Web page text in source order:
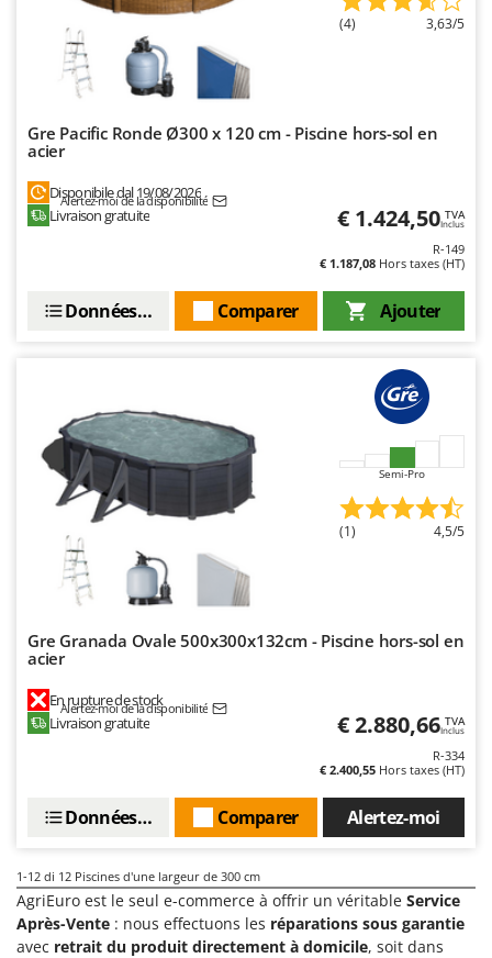
Outdoorchef
Palazzetti
Partisani
Paterlini
Philips
Reber
Redback
Resto Italia
Ribimex
Ripartrak
Ritter
River Systems
Robomow
Rover Pompe
Santos
Sbaraglia
Schnitzer
(4) 3,63/5
Gre Pacific Ronde Ø300 x 120 cm - Piscine hors-sol en
acier
Disponibile dal 19/08/2026
Alertez-moi de la disponibilité
Livraison gratuite € 1.424,50 TVA
Inclus
R-149
€ 1.187,08 Hors taxes (HT)
Ajouter
Comparer
Données techniques
Semi-Pro
(1) 4,5/5
Gre Granada Ovale 500x300x132cm - Piscine hors-sol en
acier
En rupture de stock
Alertez-moi de la disponibilité
Livraison gratuite € 2.880,66 TVA
Inclus
R-334
€ 2.400,55 Hors taxes (HT)
Alertez-moi
Comparer
Données techniques
1-12 di 12 Piscines d'une largeur de 300 cm
AgriEuro est le seul e-commerce à offrir un véritable Service
Après-Vente : nous effectuons les réparations sous garantie
avec retrait du produit directement à domicile, soit dans